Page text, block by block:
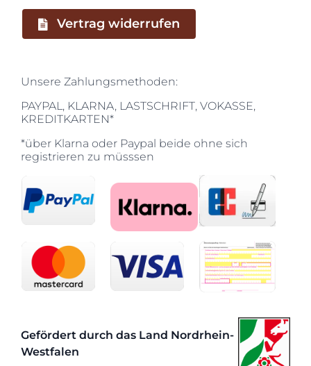
Vertrag widerrufen
Unsere Zahlungsmethoden:
PAYPAL, KLARNA, LASTSCHRIFT, VOKASSE,
KREDITKARTEN*
*über Klarna oder Paypal beide ohne sich
registrieren zu müsssen
Gefördert durch das Land Nordrhein-
Westfalen